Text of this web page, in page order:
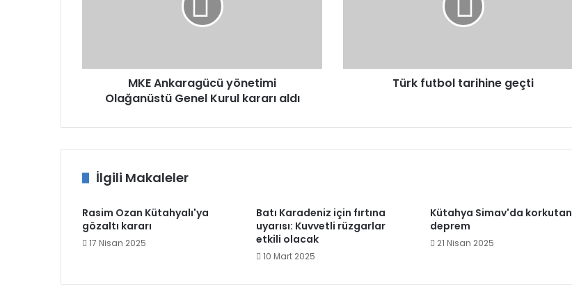
MKE Ankaragücü yönetimi
Olağanüstü Genel Kurul kararı aldı
Türk futbol tarihine geçti
İlgili Makaleler
Rasim Ozan Kütahyalı'ya
gözaltı kararı
17 Nisan 2025
Batı Karadeniz için fırtına
uyarısı: Kuvvetli rüzgarlar
etkili olacak
10 Mart 2025
Kütahya Simav'da korkutan
deprem
21 Nisan 2025